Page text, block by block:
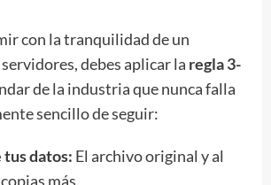
con la tranquilidad de un
debes aplicar la regla 3-
de la industria que nunca falla
sencillo de seguir:
tus datos: El archivo original y al
más.